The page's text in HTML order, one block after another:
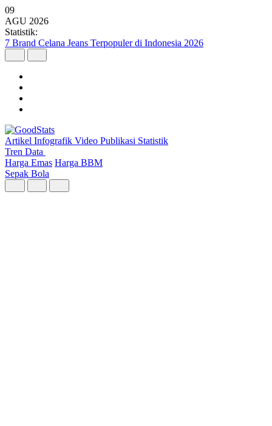
09
AGU 2026
Statistik:
Wilayah dengan Pertumbuhan Ekonomi Tertinggi Triwulan II 2026
Artikel Infografik Video Publikasi Statistik
Tren Data
Harga Emas Harga BBM
Sepak Bola